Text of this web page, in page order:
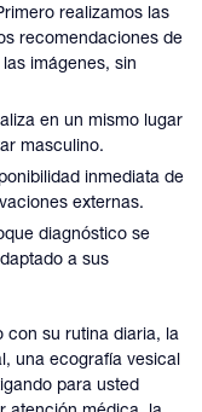
realizamos las
recomendaciones de
imágenes, sin
en un mismo lugar
masculino.
inmediata de
externas.
diagnóstico se
a sus
con su rutina diaria, la
una ecografía vesical
para usted